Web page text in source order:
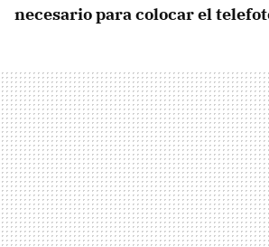
necesario para colocar el